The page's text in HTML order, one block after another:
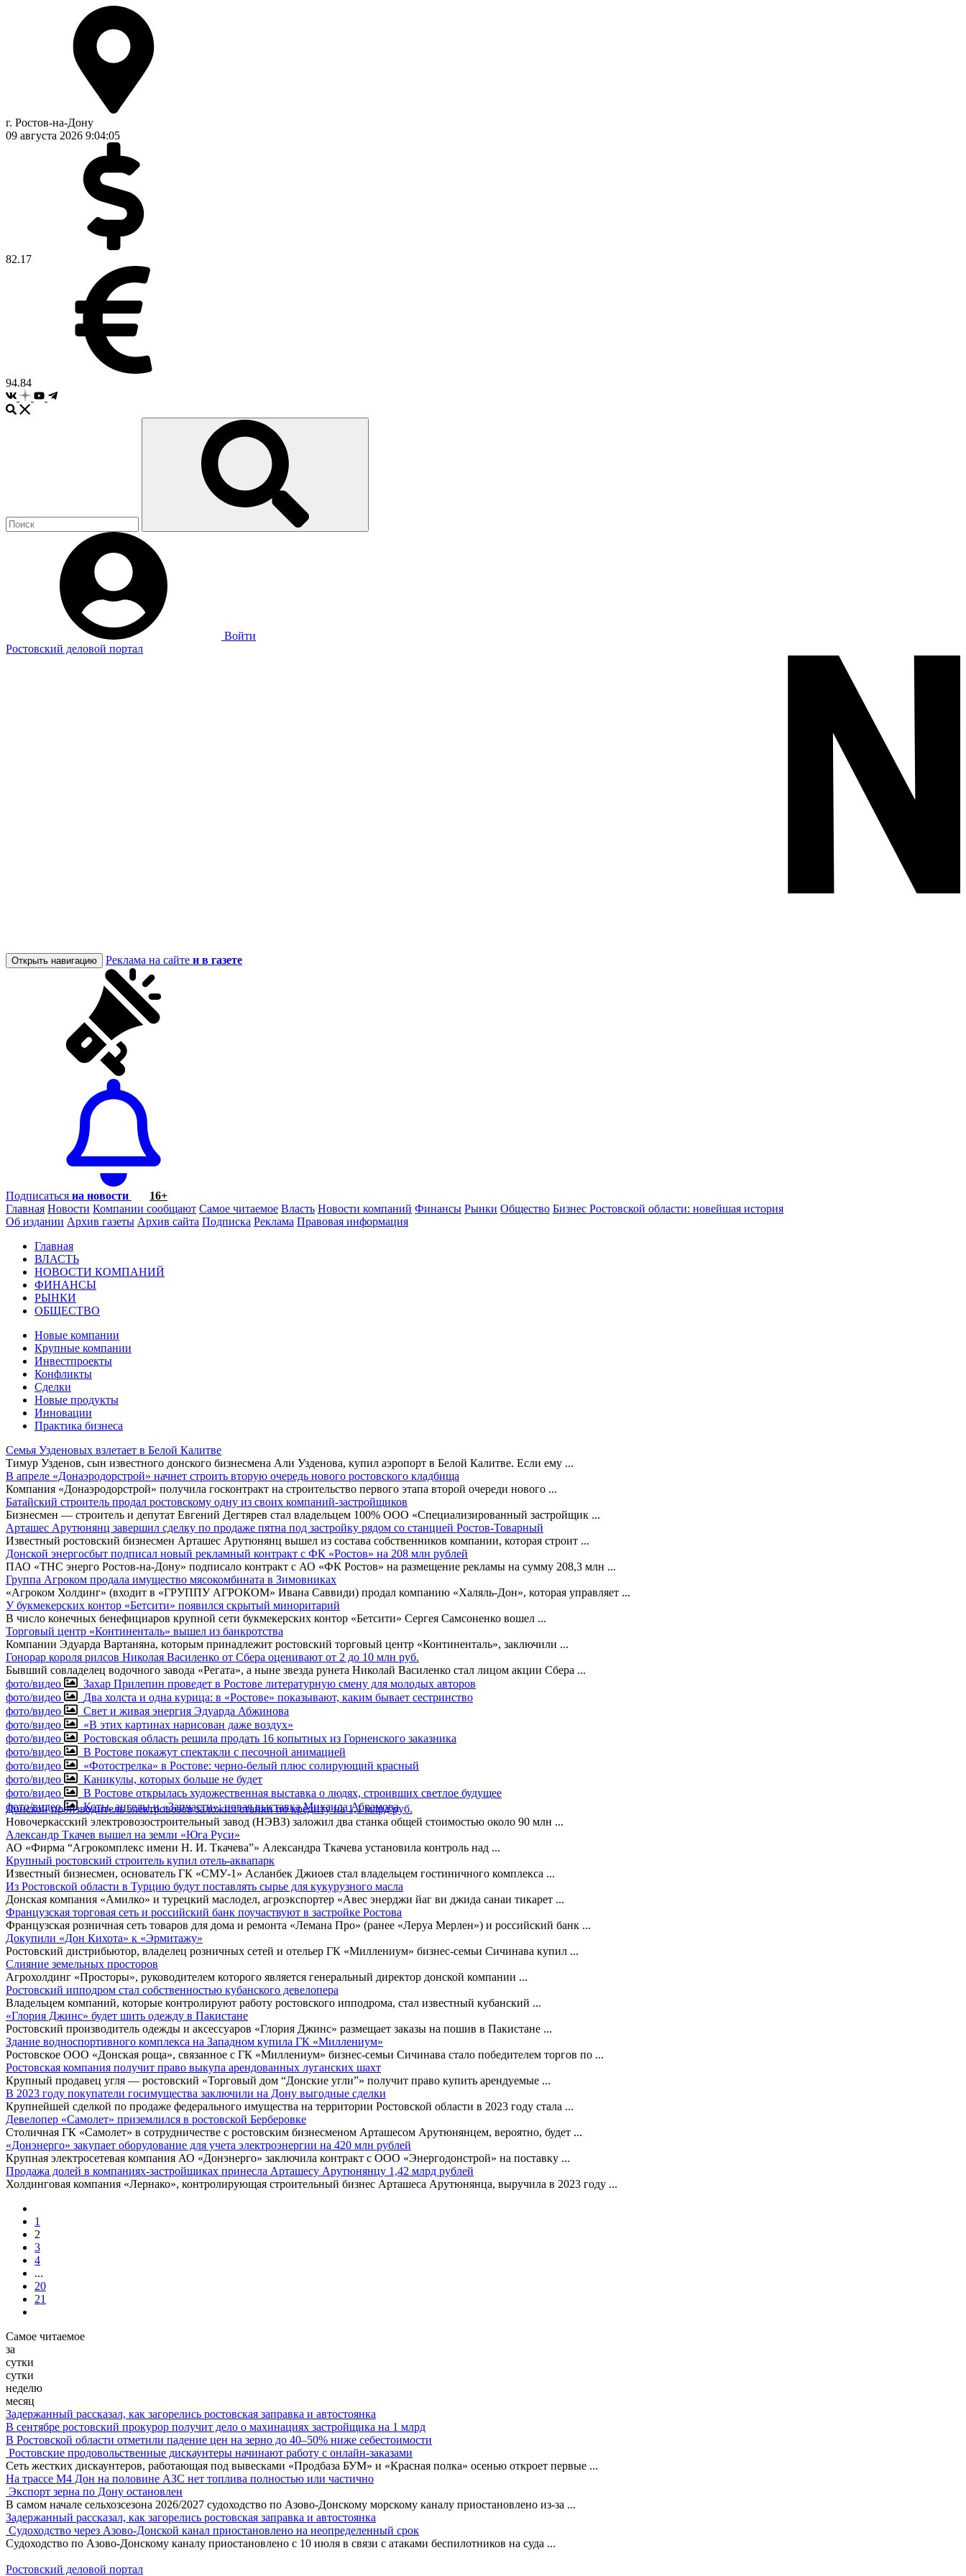
г. Ростов-на-Дону
09 августа 2026 9:04:05
82.17
94.84
Войти
Ростовский деловой портал
Открыть навигацию Реклама на сайте и в газете
Подписаться на новости
16+
Главная Новости Компании сообщают Самое читаемое Власть Новости компаний Финансы Рынки Общество Бизнес Ростовской области: новейшая история
Об издании Архив газеты Архив сайта Подписка Реклама Правовая информация
Главная
ВЛАСТЬ
НОВОСТИ КОМПАНИЙ
ФИНАНСЫ
РЫНКИ
ОБЩЕСТВО
Новые компании
Крупные компании
Инвестпроекты
Конфликты
Сделки
Новые продукты
Инновации
Практика бизнеса
Семья Узденовых взлетает в Белой Калитве
Тимур Узденов, сын известного донского бизнесмена Али Узденова, купил аэропорт в Белой Калитве. Если ему ...
В апреле «Донаэродорстрой» начнет строить вторую очередь нового ростовского кладбища
Компания «Донаэродорстрой» получила госконтракт на строительство первого этапа второй очереди нового ...
Батайский строитель продал ростовскому одну из своих компаний-застройщиков
Бизнесмен — строитель и депутат Евгений Дегтярев стал владельцем 100% ООО «Специализированный застройщик ...
Арташес Арутюнянц завершил сделку по продаже пятна под застройку рядом со станцией Ростов-Товарный
Известный ростовский бизнесмен Арташес Арутюнянц вышел из состава собственников компании, которая строит ...
Донской энергосбыт подписал новый рекламный контракт с ФК «Ростов» на 208 млн рублей
ПАО «ТНС энерго Ростов-на-Дону» подписало контракт с АО «ФК Ростов» на размещение рекламы на сумму 208,3 млн ...
Группа Агроком продала имущество мясокомбината в Зимовниках
«Агроком Холдинг» (входит в «ГРУППУ АГРОКОМ» Ивана Саввиди) продал компанию «Халяль-Дон», которая управляет ...
У букмекерских контор «Бетсити» появился скрытый миноритарий
В число конечных бенефициаров крупной сети букмекерских контор «Бетсити» Сергея Самсоненко вошел ...
Торговый центр «Континенталь» вышел из банкротства
Компании Эдуарда Вартаняна, которым принадлежит ростовский торговый центр «Континенталь», заключили ...
Гонорар короля рилсов Николая Василенко от Сбера оценивают от 2 до 10 млн руб.
Бывший совладелец водочного завода «Регата», а ныне звезда рунета Николай Василенко стал лицом акции Сбера ...
фото/видео
Захар Прилепин проведет в Ростове литературную смену для молодых авторов
фото/видео
Два холста и одна курица: в «Ростове» показывают, каким бывает сестринство
фото/видео
Свет и живая энергия Эдуарда Абжинова
фото/видео
«В этих картинах нарисован даже воздух»
фото/видео
Ростовская область решила продать 16 копытных из Горненского заказника
фото/видео
В Ростове покажут спектакли с песочной анимацией
фото/видео
«Фотострелка» в Ростове: черно-белый плюс солирующий красный
фото/видео
Каникулы, которых больше не будет
фото/видео
В Ростове открылась художественная выставка о людях, строивших светлое будущее
фото/видео
Коты, ангелы и «Запчасти»: новая выставка Михаила Абрамова
Донской производитель электровозов заложил станки по кредиту на 1,1 млрд руб.
Новочеркасский электровозостроительный завод (НЭВЗ) заложил два станка общей стоимостью около 90 млн ...
Александр Ткачев вышел на земли «Юга Руси»
АО «Фирма “Агрокомплекс имени Н. И. Ткачева”» Александра Ткачева установила контроль над ...
Крупный ростовский строитель купил отель-аквапарк
Известный бизнесмен, основатель ГК «СМУ-1» Асланбек Джиоев стал владельцем гостиничного комплекса ...
Из Ростовской области в Турцию будут поставлять сырье для кукурузного масла
Донская компания «Амилко» и турецкий маслодел, агроэкспортер «Авес энерджи йаг ви джида санаи тикарет ...
Французская торговая сеть и российский банк поучаствуют в застройке Ростова
Французская розничная сеть товаров для дома и ремонта «Лемана Про» (ранее «Леруа Мерлен») и российский банк ...
Докупили «Дон Кихота» к «Эрмитажу»
Ростовский дистрибьютор, владелец розничных сетей и отельер ГК «Миллениум» бизнес-семьи Сичинава купил ...
Слияние земельных просторов
Агрохолдинг «Просторы», руководителем которого является генеральный директор донской компании ...
Ростовский ипподром стал собственностью кубанского девелопера
Владельцем компаний, которые контролируют работу ростовского ипподрома, стал известный кубанский ...
«Глория Джинс» будет шить одежду в Пакистане
Ростовский производитель одежды и аксессуаров «Глория Джинс» размещает заказы на пошив в Пакистане ...
Здание водноспортивного комплекса на Западном купила ГК «Миллениум»
Ростовское ООО «Донская роща», связанное с ГК «Миллениум» бизнес-семьи Сичинава стало победителем торгов по ...
Ростовская компания получит право выкупа арендованных луганских шахт
Крупный продавец угля — ростовский «Торговый дом “Донские угли”» получит право купить арендуемые ...
В 2023 году покупатели госимущества заключили на Дону выгодные сделки
Крупнейшей сделкой по продаже федерального имущества на территории Ростовской области в 2023 году стала ...
Девелопер «Самолет» приземлился в ростовской Берберовке
Столичная ГК «Самолет» в сотрудничестве с ростовским бизнесменом Арташесом Арутюнянцем, вероятно, будет ...
«Донэнерго» закупает оборудование для учета электроэнергии на 420 млн рублей
Крупная электросетевая компания АО «Донэнерго» заключила контракт с ООО «Энергодонстрой» на поставку ...
Продажа долей в компаниях-застройщиках принесла Арташесу Арутюнянцу 1,42 млрд рублей
Холдинговая компания «Лернако», контролирующая строительный бизнес Арташеса Арутюнянца, выручила в 2023 году ...
1
2
3
4
...
20
21
Самое читаемое
за
сутки
сутки
неделю
месяц
Задержанный рассказал, как загорелись ростовская заправка и автостоянка
В сентябре ростовский прокурор получит дело о махинациях застройщика на 1 млрд
В Ростовской области отметили падение цен на зерно до 40–50% ниже себестоимости
Ростовские продовольственные дискаунтеры начинают работу с онлайн-заказами
Сеть жестких дискаунтеров, работающая под вывесками «Продбаза БУМ» и «Красная полка» осенью откроет первые ...
На трассе М4 Дон на половине АЗС нет топлива полностью или частично
Экспорт зерна по Дону остановлен
В самом начале сельхозсезона 2026/2027 судоходство по Азово-Донскому морскому каналу приостановлено из-за ...
Задержанный рассказал, как загорелись ростовская заправка и автостоянка
Судоходство через Азово-Донской канал приостановлено на неопределенный срок
Судоходство по Азово-Донскому каналу приостановлено с 10 июля в связи с атаками беспилотников на суда ...
Ростовский деловой портал